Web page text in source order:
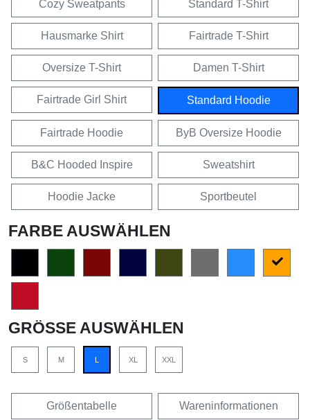
Cozy Sweatpants Standard T-Shirt
Hausmarke Shirt Fairtrade T-Shirt
Oversize T-Shirt Damen T-Shirt
Fairtrade Girl Shirt Standard Hoodie
Fairtrade Hoodie ByB Oversize Hoodie
B&C Hooded Inspire Sweatshirt
Hoodie Jacke Sportbeutel
FARBE AUSWÄHLEN
GRÖSSE AUSWÄHLEN
S M L XL XXL
Größentabelle Wareninformationen